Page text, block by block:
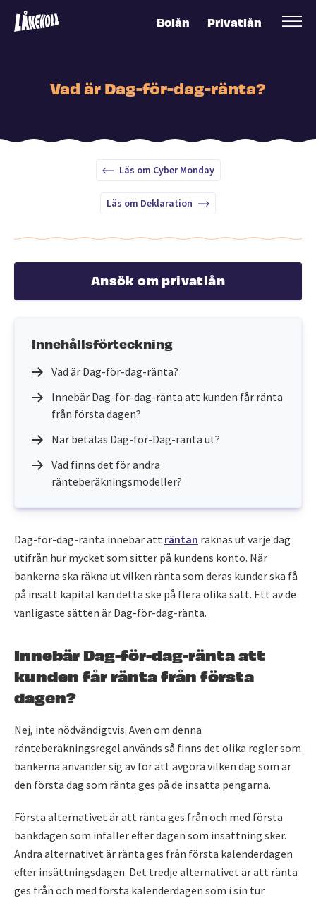
Bolån Privatlån
Vad är Dag-för-dag-ränta?
Läs om Cyber Monday
Läs om Deklaration
Ansök om privatlån
Innehållsförteckning
Vad är Dag-för-dag-ränta?
Innebär Dag-för-dag-ränta att kunden får ränta
från första dagen?
När betalas Dag-för-Dag-ränta ut?
Vad finns det för andra
ränteberäkningsmodeller?
Dag-för-dag-ränta innebär att räntan räknas ut varje dag
utifrån hur mycket som sitter på kundens konto. När
bankerna ska räkna ut vilken ränta som deras kunder ska få
på insatt kapital kan detta ske på flera olika sätt. Ett av de
vanligaste sätten är Dag-för-dag-ränta.
Innebär Dag-för-dag-ränta att
kunden får ränta från första
dagen?
Nej, inte nödvändigtvis. Även om denna
ränteberäkningsregel används så finns det olika regler som
bankerna använder sig av för att avgöra vilken dag som är
den första dag som ränta ges på de insatta pengarna.
Första alternativet är att ränta ges från och med första
bankdagen som infaller efter dagen som insättning sker.
Andra alternativet är ränta ges från första kalenderdagen
efter insättningsdagen. Det tredje alternativet är att ränta
ges från och med första kalenderdagen som i sin tur